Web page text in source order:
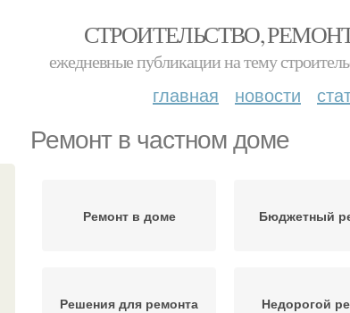
СТРОИТЕЛЬСТВО,
ежедневные публикации на тему
главная новости
Ремонт в частном доме
Ремонт в доме Бюджетный
Решения для ремонта Недорогой